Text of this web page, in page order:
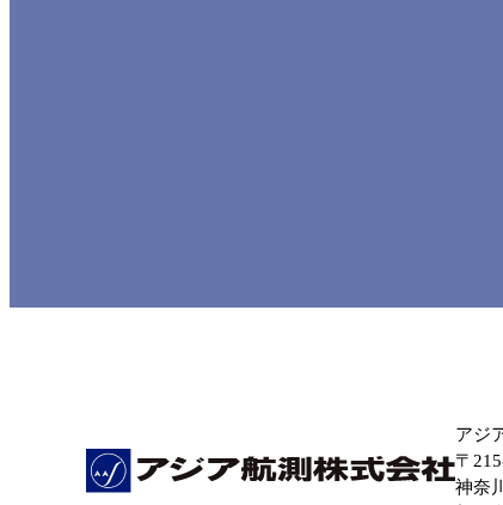
アジ
〒
神奈